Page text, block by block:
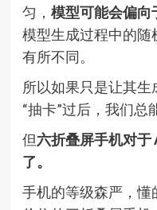
匀， 模型可能会偏向
模型生成过程中的
有所不同。
所以如果只是让其
“抽卡”过后，我们总
但六折叠屏手机对于
了。
手机的等级森严，懂